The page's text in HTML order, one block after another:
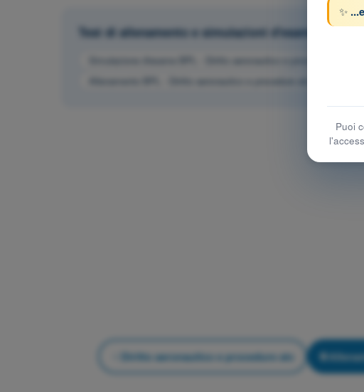
Test di allenamento e simulazioni d'esame a
Diritto aeronautico e procedure atc
✨
Puoi